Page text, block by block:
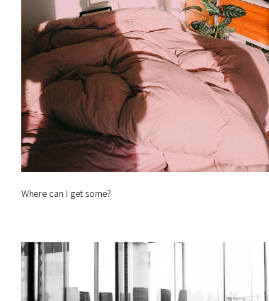
Where can I get some?